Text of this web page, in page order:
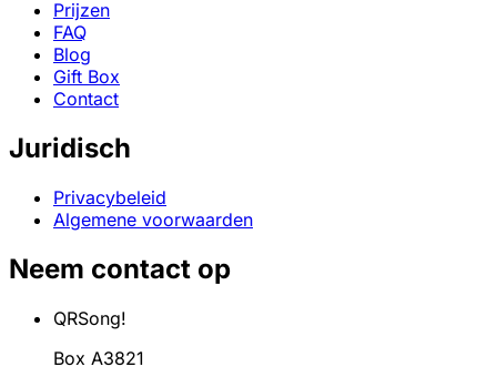
Prijzen
FAQ
Blog
Gift Box
Contact
Juridisch
Privacybeleid
Algemene voorwaarden
Neem contact op
QRSong!
Box A3821